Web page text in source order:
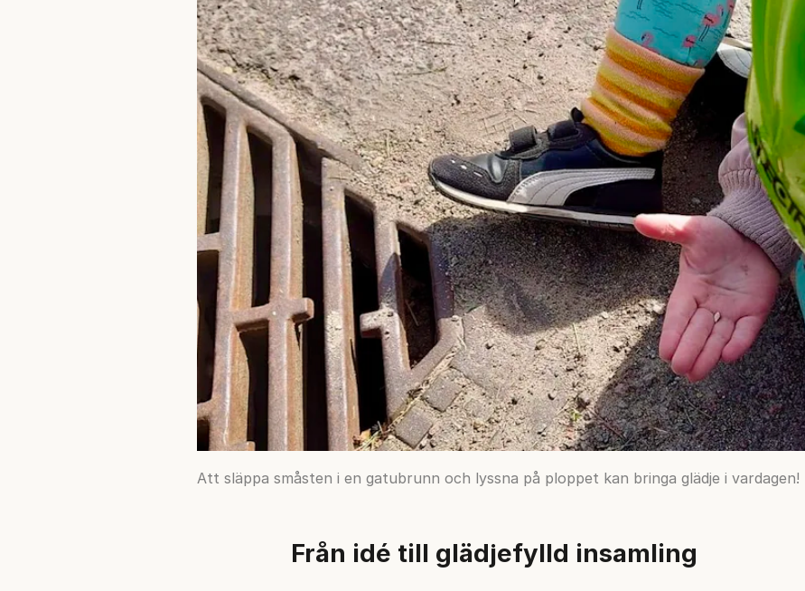
Att släppa småsten i en gatubrunn och lyssna på ploppet kan bringa glädje i
Från idé till glädjefylld insamling